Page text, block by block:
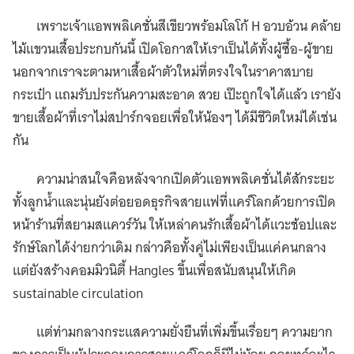
เพราะเจ้าแอพพลิเคชั่นสีเขียวพร้อมโลโก้ H อวบอ้วน คล้าย
ไม้แขวนเสื้อประกบกันนี้ เปิดโอกาสให้เราเป็นได้ทั้งผู้ซื้อ-ผู้ขาย
นอกจากเราจะตามหาเสื้อผ้าตัวใหม่ที่ตรงใจในราคาสบาย
กระเป๋า แถมรับประกันความสะอาด สวย เป๊ะถูกใจได้แล้ว เรายัง
ขายเสื้อผ้าที่เราไม่สปาร์กจอยเพื่อให้น้องๆ ได้มีชีวิตใหม่ได้เช่น
กัน
ความน่าสนใจคือหลังจากเปิดตัวแอพพลิเคชั่นได้สักระยะ
ทั้งลูกน้ำและนุ่นยังต่อยอดธุรกิจสายแฟที่แคร์โลกด้วยการเปิด
หน้าร้านที่สยามสแควร์วัน ให้เหล่าคนรักเสื้อผ้าได้แวะช้อปและ
รักษ์โลกได้ง่ายกว่าเดิม กล่าวคือทั้งคู่ไม่เพียงเป็นแค่คนกลาง
แต่ยังสร้างคอมมิวนิตี้ Hangles ขึ้นเพื่อสนับสนุนให้เกิด
sustainable circulation
แต่ท่ามกลางกระแสความยั่งยืนที่เพิ่มขึ้นเรื่อยๆ ความยาก